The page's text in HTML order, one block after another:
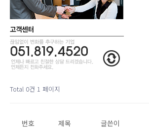
Total 0건 1 페이지
번호 제목 글쓴이